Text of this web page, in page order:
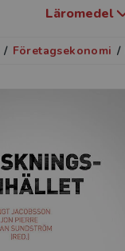
Läromedel
/ Företagsekonomi /